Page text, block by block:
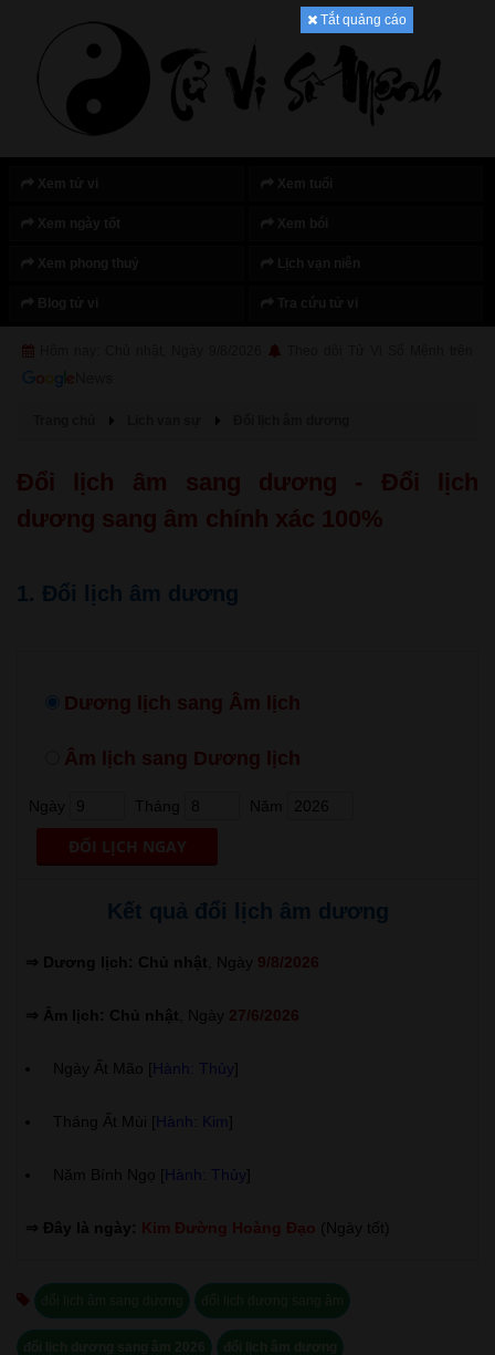
Tắt quảng cáo
Đổi lịch âm sang dương - Đổi lịch
dương sang âm chính xác 100%
1. Đổi lịch âm dương
Dương lịch sang Âm lịch
Âm lịch sang Dương lịch
Ngày Tháng Năm
Kết quả đổi lịch âm dương
⇒ Dương lịch: Chủ nhật , Ngày 9/8/2026
⇒ Âm lịch: Chủ nhật , Ngày 27/6/2026
Ngày Ất Mão [ Hành: Thủy
Tháng Ất Mùi [ Hành: Kim
Năm Bính Ngọ [ Hành: Thủy
⇒ Đây là ngày: Kim Đường Hoàng Đạo (Ngày tốt)